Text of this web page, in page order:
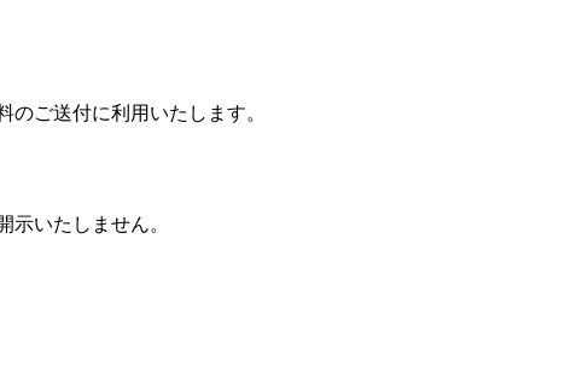
ご送付に利用いたします。
いたしません。